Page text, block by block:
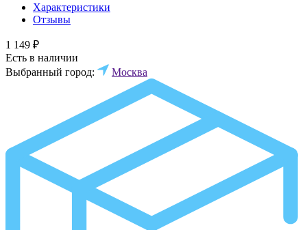
Характеристики
Отзывы
1 149 ₽
Есть в наличии
Выбранный город:
Москва